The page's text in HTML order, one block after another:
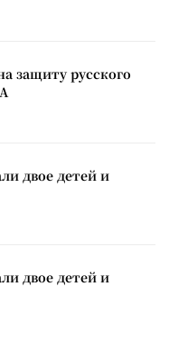
защиту русского
двое детей и
двое детей и